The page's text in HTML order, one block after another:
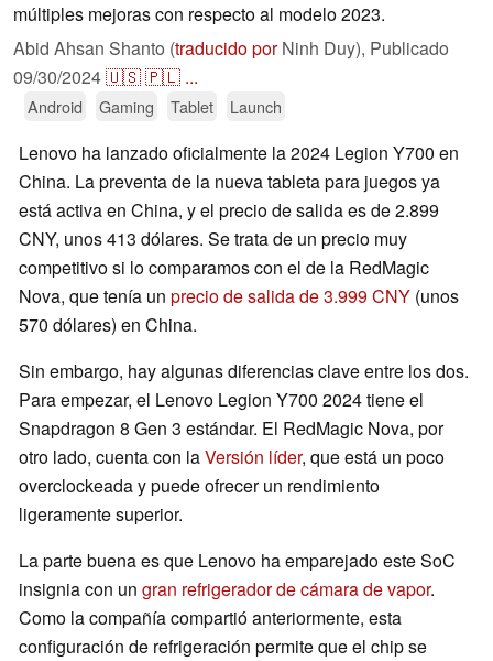
múltiples mejoras con respecto al modelo 2023.
Abid Ahsan Shanto (traducido porNinh Duy), Publicado
09/30/2024🇺🇸🇵🇱 ...
Android Gaming Tablet Launch
Lenovo ha lanzado oficialmente la 2024 Legion Y700 en
China. La preventa de la nueva tableta para juegos ya
está activa en China, y el precio de salida es de 2.899
CNY, unos 413 dólares. Se trata de un precio muy
competitivo si lo comparamos con el de la RedMagic
Nova, que tenía un precio de salida de 3.999 CNY (unos
570 dólares) en China.
Sin embargo, hay algunas diferencias clave entre los dos.
Para empezar, el Lenovo Legion Y700 2024 tiene el
Snapdragon 8 Gen 3 estándar. El RedMagic Nova, por
otro lado, cuenta con laVersión líder, que está un poco
overclockeada y puede ofrecer un rendimiento
ligeramente superior.
La parte buena es que Lenovo ha emparejado este SoC
insignia con un gran refrigerador de cámara de vapor.
Como la compañía compartió anteriormente, esta
configuración de refrigeración permite que el chip se